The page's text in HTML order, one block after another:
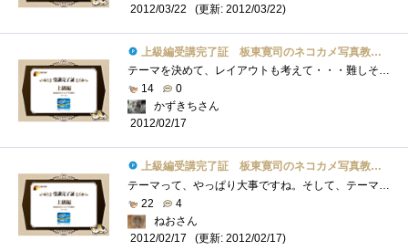
2012/03/22
(更新: 2012/03/22)
上級編受講完了証 板東寛司のネコカメ写真教室パート2
テーマを決めて、レイアウトも考えて・・・難しそうですが、うまくできた時の達成感は大きいと思いますね。
14
0
かずきちさん
2012/02/17
上級編受講完了証 板東寛司のネコカメ写真教室パート2
テーマって、やっぱり大事ですね。そして、テーマを決めたら、そのテーマから外れないように気を付けないとね・・・それに、ラフレイアウト�...
22
4
ねおさん
2012/02/17
(更新: 2012/02/17)